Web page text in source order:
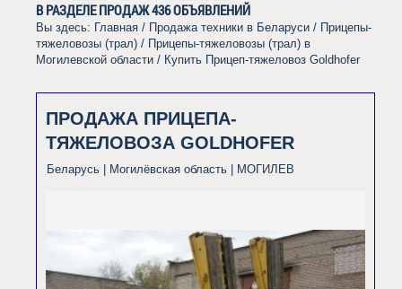
В РАЗДЕЛЕ ПРОДАЖ436ОБЪЯВЛЕНИЙ
Вы здесь: Главная / Продажа техники в Беларуси / Прицепы-
тяжеловозы (трал) / Прицепы-тяжеловозы (трал) в
Могилевской области / Купить Прицеп-тяжеловоз Goldhofer
ПРОДАЖА ПРИЦЕПА-
ТЯЖЕЛОВОЗА GOLDHOFER
Беларусь | Могилёвская область | МОГИЛЕВ